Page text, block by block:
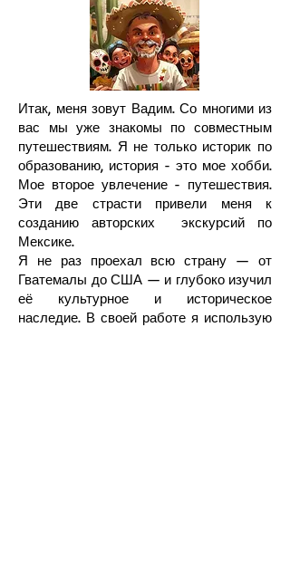
Итак, меня зовут Вадим. Со многими из
вас мы уже знакомы по совместным
путешествиям. Я не только историк по
образованию, история - это мое хобби.
Мое второе увлечение - путешествия.
Эти две страсти привели меня к
созданию авторских экскурсий по
Мексике.
Я не раз проехал всю страну — от
Гватемалы до США — и глубоко изучил
её культурное и историческое
наследие. В своей работе я использую